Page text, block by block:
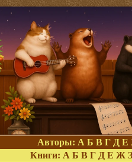
Авторы: А Б В Г Д Е
Книги: А Б В Г Д Е Ж З